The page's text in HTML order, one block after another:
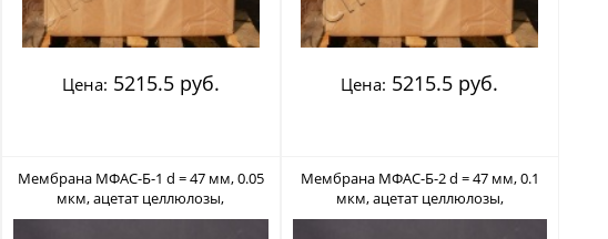
Цена: 5215.5 руб. Цена: 5215.5 руб.
Мембрана МФАС-Б-1 d = 47 мм, 0.05
мкм, ацетат целлюлозы,
нестерильный (Владипор)
Мембрана МФАС-Б-2 d = 47 мм, 0.1
мкм, ацетат целлюлозы,
нестерильный (Владипор)